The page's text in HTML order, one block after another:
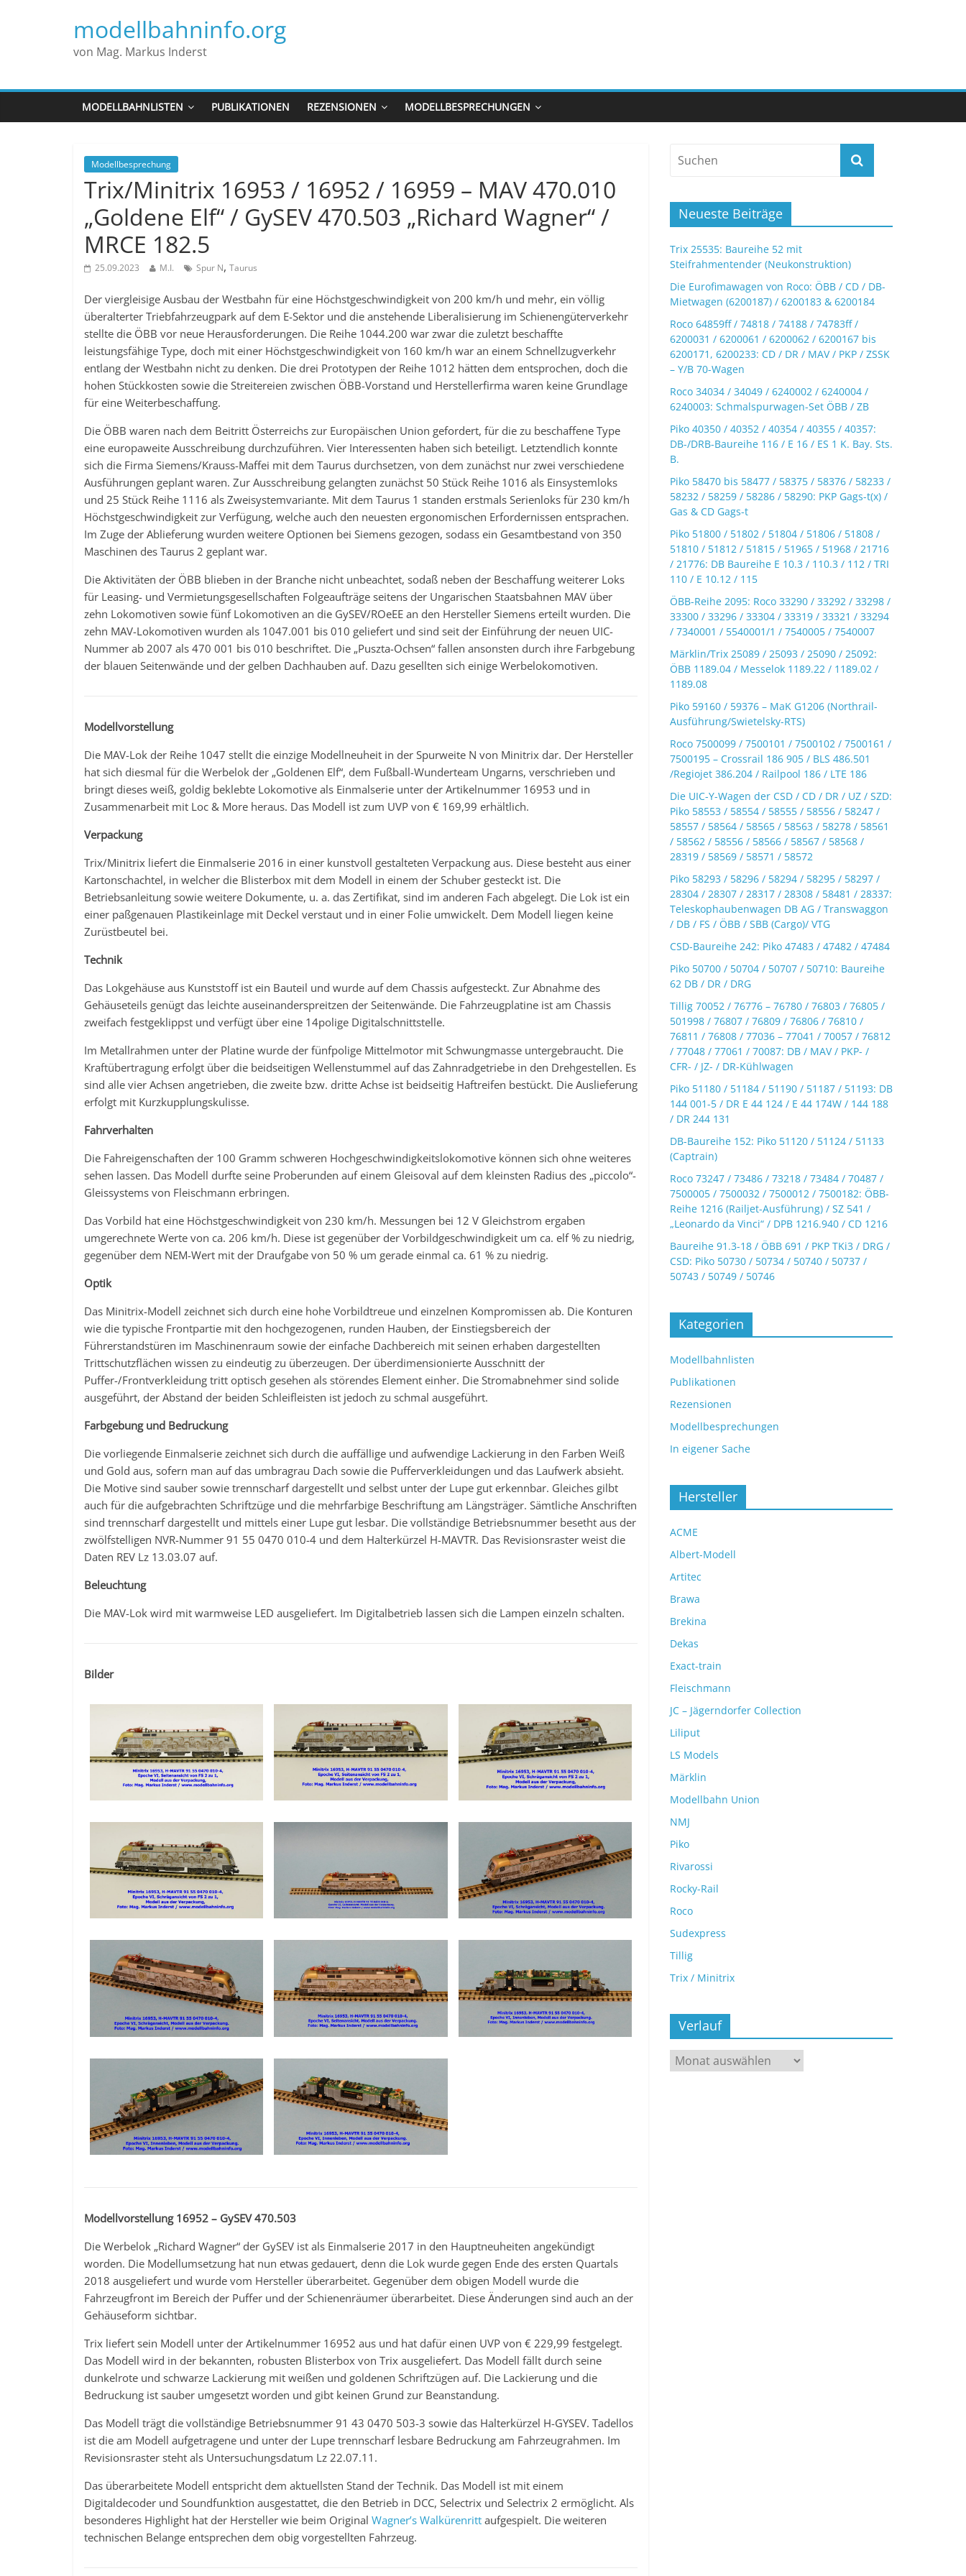
modellbahninfo.org
von Mag. Markus Inderst
MODELLBAHNLISTEN PUBLIKATIONEN REZENSIONEN MODELLBESPRECHUNGEN
Modellbesprechung
Trix/Minitrix 16953 / 16952 / 16959 – MAV 470.010
„Goldene Elf“ / GySEV 470.503 „Richard Wagner“ /
MRCE 182.5
25.09.2023 M.I. Spur N, Taurus
Der viergleisige Ausbau der Westbahn für eine Höchstgeschwindigkeit von 200 km/h und mehr, ein völlig
überalterter Triebfahrzeugpark auf dem E-Sektor und die anstehende Liberalisierung im Schienengüterverkehr
stellte die ÖBB vor neue Herausforderungen. Die Reihe 1044.200 war zwar die zuletzt beschaffte
leistungsfähige Type, doch mit einer Höchstgeschwindigkeit von 160 km/h war an einem Schnellzugverkehr
entlang der Westbahn nicht zu denken. Die drei Prototypen der Reihe 1012 hätten dem entsprochen, doch die
hohen Stückkosten sowie die Streitereien zwischen ÖBB-Vorstand und Herstellerfirma waren keine Grundlage
für eine Weiterbeschaffung.
Die ÖBB waren nach dem Beitritt Österreichs zur Europäischen Union gefordert, für die zu beschaffene Type
eine europaweite Ausschreibung durchzuführen. Vier Interessenten haben sich beteiligt. Letztendlich konnte
sich die Firma Siemens/Krauss-Maffei mit dem Taurus durchsetzen, von dem zunächst nur zwei verschiedene
Ausführungen geplant waren. Zur Ausschreibung gelangten zunächst 50 Stück Reihe 1016 als Einsystemloks
und 25 Stück Reihe 1116 als Zweisystemvariante. Mit dem Taurus 1 standen erstmals Serienloks für 230 km/h
Höchstgeschwindigkeit zur Verfügung, welche auch den neuesten ergonomischen Erfordernissen entsprachen.
Im Zuge der Ablieferung wurden weitere Optionen bei Siemens gezogen, sodass ein Gesamtbestand von 350
Maschinen des Taurus 2 geplant war.
Die Aktivitäten der ÖBB blieben in der Branche nicht unbeachtet, sodaß neben der Beschaffung weiterer Loks
für Leasing- und Vermietungsgesellschaften Folgeaufträge seitens der Ungarischen Staatsbahnen MAV über
zehn Lokomotiven sowie fünf Lokomotiven an die GySEV/ROeEE an den Hersteller Siemens erteilt wurden. Die
zehn MAV-Lokomotiven wurden als 1047.001 bis 010 geliefert und sind seit der Einführung der neuen UIC-
Nummer ab 2007 als 470 001 bis 010 beschriftet. Die „Puszta-Ochsen“ fallen ansonsten durch ihre Farbgebung
der blauen Seitenwände und der gelben Dachhauben auf. Dazu gesellten sich einige Werbelokomotiven.
Modellvorstellung
Die MAV-Lok der Reihe 1047 stellt die einzige Modellneuheit in der Spurweite N von Minitrix dar. Der Hersteller
hat sich diesmal für die Werbelok der „Goldenen Elf“, dem Fußball-Wunderteam Ungarns, verschrieben und
bringt dieses weiß, goldig beklebte Lokomotive als Einmalserie unter der Artikelnummer 16953 und in
Zusammenarbeit mit Loc & More heraus. Das Modell ist zum UVP von € 169,99 erhältlich.
Verpackung
Trix/Minitrix liefert die Einmalserie 2016 in einer kunstvoll gestalteten Verpackung aus. Diese besteht aus einer
Kartonschachtel, in welcher die Blisterbox mit dem Modell in einem der Schuber gesteckt ist. Die
Betriebsanleitung sowie weitere Dokumente, u. a. das Zertifikat, sind im anderen Fach abgelegt. Die Lok ist ein
einer paßgenauen Plastikeinlage mit Deckel verstaut und in einer Folie umwickelt. Dem Modell liegen keine
Zurüstbeutel bei.
Technik
Das Lokgehäuse aus Kunststoff ist ein Bauteil und wurde auf dem Chassis aufgesteckt. Zur Abnahme des
Gehäuseteils genügt das leichte auseinanderspreitzen der Seitenwände. Die Fahrzeugplatine ist am Chassis
zweifach festgeklippst und verfügt über eine 14polige Digitalschnittstelle.
Im Metallrahmen unter der Platine wurde der fünfpolige Mittelmotor mit Schwungmasse untergebraucht. Die
Kraftübertragung erfolgt über die beidseitigen Wellenstummel auf das Zahnradgetriebe in den Drehgestellen. Es
sind alle vier Achsen angetrieben, die zweite bzw. dritte Achse ist beidseitig Haftreifen bestückt. Die Auslieferung
erfolgt mit Kurzkupplungskulisse.
Fahrverhalten
Die Fahreigenschaften der 100 Gramm schweren Hochgeschwindigkeitslokomotive können sich ohne weiteres
sehen lassen. Das Modell durfte seine Proberunden auf einem Gleisoval auf dem kleinsten Radius des „piccolo“-
Gleissystems von Fleischmann erbringen.
Das Vorbild hat eine Höchstgeschwindigkeit von 230 km/h. Messungen bei 12 V Gleichstrom ergaben
umgerechnete Werte von ca. 206 km/h. Diese ist gegenüber der Vorbildgeschwindigkeit um ca. elf % zu niedrig,
gegenüber dem NEM-Wert mit der Draufgabe von 50 % um gerade einmal ca. 61 % zu niedrig.
Optik
Das Minitrix-Modell zeichnet sich durch eine hohe Vorbildtreue und einzelnen Kompromissen ab. Die Konturen
wie die typische Frontpartie mit den hochgezogenen, runden Hauben, der Einstiegsbereich der
Führerstandstüren im Maschinenraum sowie der einfache Dachbereich mit seinen erhaben dargestellten
Trittschutzflächen wissen zu eindeutig zu überzeugen. Der überdimensionierte Ausschnitt der
Puffer-/Frontverkleidung tritt optisch gesehen als störendes Element einher. Die Stromabnehmer sind solide
ausgeführt, der Abstand der beiden Schleifleisten ist jedoch zu schmal ausgeführt.
Farbgebung und Bedruckung
Die vorliegende Einmalserie zeichnet sich durch die auffällige und aufwendige Lackierung in den Farben Weiß
und Gold aus, sofern man auf das umbragrau Dach sowie die Pufferverkleidungen und das Laufwerk absieht.
Die Motive sind sauber sowie trennscharf dargestellt und selbst unter der Lupe gut erkennbar. Gleiches gilbt
auch für die aufgebrachten Schriftzüge und die mehrfarbige Beschriftung am Längsträger. Sämtliche Anschriften
sind trennscharf dargestellt und mittels einer Lupe gut lesbar. Die vollständige Betriebsnummer besetht aus der
zwölfstelligen NVR-Nummer 91 55 0470 010-4 und dem Halterkürzel H-MAVTR. Das Revisionsraster weist die
Daten REV Lz 13.03.07 auf.
Beleuchtung
Die MAV-Lok wird mit warmweise LED ausgeliefert. Im Digitalbetrieb lassen sich die Lampen einzeln schalten.
Bilder
Modellvorstellung 16952 – GySEV 470.503
Die Werbelok „Richard Wagner“ der GySEV ist als Einmalserie 2017 in den Hauptneuheiten angekündigt
worden. Die Modellumsetzung hat nun etwas gedauert, denn die Lok wurde gegen Ende des ersten Quartals
2018 ausgeliefert und wurde vom Hersteller überarbeitet. Gegenüber dem obigen Modell wurde die
Fahrzeugfront im Bereich der Puffer und der Schienenräumer überarbeitet. Diese Änderungen sind auch an der
Gehäuseform sichtbar.
Trix liefert sein Modell unter der Artikelnummer 16952 aus und hat dafür einen UVP von € 229,99 festgelegt.
Das Modell wird in der bekannten, robusten Blisterbox von Trix ausgeliefert. Das Modell fällt durch seine
dunkelrote und schwarze Lackierung mit weißen und goldenen Schriftzügen auf. Die Lackierung und die
Bedruckung ist sauber umgesetzt worden und gibt keinen Grund zur Beanstandung.
Das Modell trägt die vollständige Betriebsnummer 91 43 0470 503-3 sowie das Halterkürzel H-GYSEV. Tadellos
ist die am Modell aufgetragene und unter der Lupe trennscharf lesbare Bedruckung am Fahrzeugrahmen. Im
Revisionsraster steht als Untersuchungsdatum Lz 22.07.11.
Das überarbeitete Modell entspricht dem aktuellsten Stand der Technik. Das Modell ist mit einem
Digitaldecoder und Soundfunktion ausgestattet, die den Betrieb in DCC, Selectrix und Selectrix 2 ermöglicht. Als
besonderes Highlight hat der Hersteller wie beim Original Wagner’s Walkürenritt aufgespielt. Die weiteren
technischen Belange entsprechen dem obig vorgestellten Fahrzeug.
Neueste Beiträge
Trix 25535: Baureihe 52 mit
Steifrahmentender (Neukonstruktion)
Die Eurofimawagen von Roco: ÖBB / CD / DB-
Mietwagen (6200187) / 6200183 & 6200184
Roco 64859ff / 74818 / 74188 / 74783ff /
6200031 / 6200061 / 6200062 / 6200167 bis
6200171, 6200233: CD / DR / MAV / PKP / ZSSK
– Y/B 70-Wagen
Roco 34034 / 34049 / 6240002 / 6240004 /
6240003: Schmalspurwagen-Set ÖBB / ZB
Piko 40350 / 40352 / 40354 / 40355 / 40357:
DB-/DRB-Baureihe 116 / E 16 / ES 1 K. Bay. Sts.
B.
Piko 58470 bis 58477 / 58375 / 58376 / 58233 /
58232 / 58259 / 58286 / 58290: PKP Gags-t(x) /
Gas & CD Gags-t
Piko 51800 / 51802 / 51804 / 51806 / 51808 /
51810 / 51812 / 51815 / 51965 / 51968 / 21716
/ 21776: DB Baureihe E 10.3 / 110.3 / 112 / TRI
110 / E 10.12 / 115
ÖBB-Reihe 2095: Roco 33290 / 33292 / 33298 /
33300 / 33296 / 33304 / 33319 / 33321 / 33294
/ 7340001 / 5540001/1 / 7540005 / 7540007
Märklin/Trix 25089 / 25093 / 25090 / 25092:
ÖBB 1189.04 / Messelok 1189.22 / 1189.02 /
1189.08
Piko 59160 / 59376 – MaK G1206 (Northrail-
Ausführung/Swietelsky-RTS)
Roco 7500099 / 7500101 / 7500102 / 7500161 /
7500195 – Crossrail 186 905 / BLS 486.501
/Regiojet 386.204 / Railpool 186 / LTE 186
Die UIC-Y-Wagen der CSD / CD / DR / UZ / SZD:
Piko 58553 / 58554 / 58555 / 58556 / 58247 /
58557 / 58564 / 58565 / 58563 / 58278 / 58561
/ 58562 / 58556 / 58566 / 58567 / 58568 /
28319 / 58569 / 58571 / 58572
Piko 58293 / 58296 / 58294 / 58295 / 58297 /
28304 / 28307 / 28317 / 28308 / 58481 / 28337:
Teleskophaubenwagen DB AG / Transwaggon
/ DB / FS / ÖBB / SBB (Cargo)/ VTG
CSD-Baureihe 242: Piko 47483 / 47482 / 47484
Piko 50700 / 50704 / 50707 / 50710: Baureihe
62 DB / DR / DRG
Tillig 70052 / 76776 – 76780 / 76803 / 76805 /
501998 / 76807 / 76809 / 76806 / 76810 /
76811 / 76808 / 77036 – 77041 / 70057 / 76812
/ 77048 / 77061 / 70087: DB / MAV / PKP- /
CFR- / JZ- / DR-Kühlwagen
Piko 51180 / 51184 / 51190 / 51187 / 51193: DB
144 001-5 / DR E 44 124 / E 44 174W / 144 188
/ DR 244 131
DB-Baureihe 152: Piko 51120 / 51124 / 51133
(Captrain)
Roco 73247 / 73486 / 73218 / 73484 / 70487 /
7500005 / 7500032 / 7500012 / 7500182: ÖBB-
Reihe 1216 (Railjet-Ausführung) / SZ 541 /
„Leonardo da Vinci“ / DPB 1216.940 / CD 1216
Baureihe 91.3-18 / ÖBB 691 / PKP TKi3 / DRG /
CSD: Piko 50730 / 50734 / 50740 / 50737 /
50743 / 50749 / 50746
Kategorien
Modellbahnlisten
Publikationen
Rezensionen
Modellbesprechungen
In eigener Sache
Hersteller
ACME
Albert-Modell
Artitec
Brawa
Brekina
Dekas
Exact-train
Fleischmann
JC – Jägerndorfer Collection
Liliput
LS Models
Märklin
Modellbahn Union
NMJ
Piko
Rivarossi
Rocky-Rail
Roco
Sudexpress
Tillig
Trix / Minitrix
Verlauf